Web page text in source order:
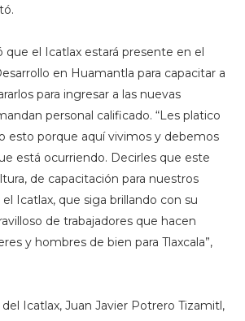
que el Icatlax estará presente en el
en Huamantla para capacitar a
para ingresar a las nuevas
personal calificado. “Les platico
esto porque aquí vivimos y debemos
está ocurriendo. Decirles que este
de capacitación para nuestros
Icatlax, que siga brillando con su
de trabajadores que hacen
y hombres de bien para Tlaxcala”,
Icatlax, Juan Javier Potrero Tizamitl,